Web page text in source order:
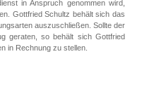
in Anspruch genommen wird,
Gottfried Schultz behält sich das
auszuschließen. Sollte der
geraten, so behält sich Gottfried
in Rechnung zu stellen.